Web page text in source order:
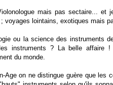
mais pas sectaire... et
voyages lointains, exotiques mais
ou la science des instruments
instruments ? La belle affaire
du monde.
Age on ne distingue guère que